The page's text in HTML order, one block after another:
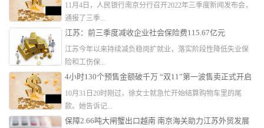
11月4日，人民银行南京分行召开2022年三季度新闻发布会，
通报了三季...
江苏：前三季度减收企业社会保险费115.67亿元
江苏今年以来持续减负稳岗扩就业，落实阶段性降低失业保
险和工伤保...
4小时130个预售金额破千万 “双11”第一波售卖正式开启
10月31日20时刚过，徐女士就急忙开始结算购物车里的尾
款。她告诉记...
保障2.66吨大闸蟹出口越南 南京海关助力江苏外贸发展